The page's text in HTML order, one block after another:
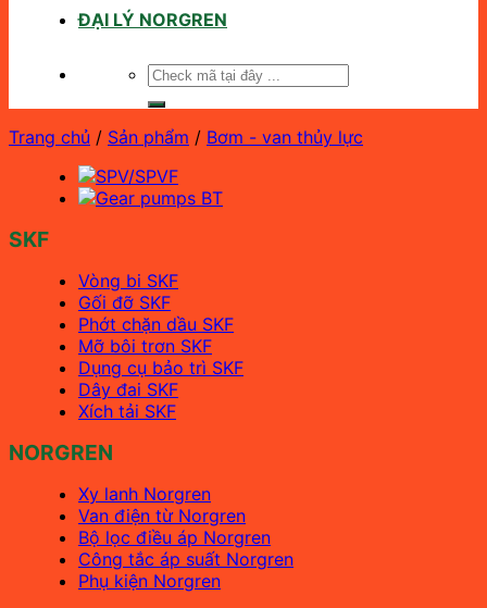
ĐẠI LÝ NORGREN
Tìm
Trang chủ / Sản phẩm / Bơm - van thủy lực
SKF
Vòng bi SKF
Gối đỡ SKF
Phớt chặn dầu SKF
Mỡ bôi trơn SKF
Dụng cụ bảo trì SKF
Dây đai SKF
Xích tải SKF
NORGREN
Xy lanh Norgren
Van điện từ Norgren
Bộ lọc điều áp Norgren
Công tắc áp suất Norgren
Phụ kiện Norgren